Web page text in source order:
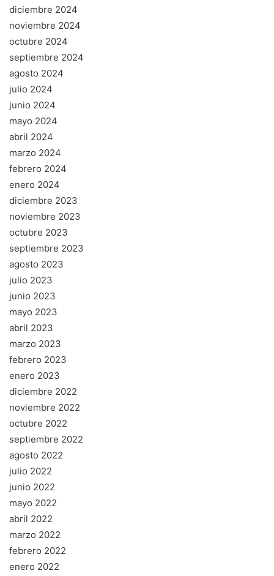
diciembre 2024
noviembre 2024
octubre 2024
septiembre 2024
agosto 2024
julio 2024
junio 2024
mayo 2024
abril 2024
marzo 2024
febrero 2024
enero 2024
diciembre 2023
noviembre 2023
octubre 2023
septiembre 2023
agosto 2023
julio 2023
junio 2023
mayo 2023
abril 2023
marzo 2023
febrero 2023
enero 2023
diciembre 2022
noviembre 2022
octubre 2022
septiembre 2022
agosto 2022
julio 2022
junio 2022
mayo 2022
abril 2022
marzo 2022
febrero 2022
enero 2022